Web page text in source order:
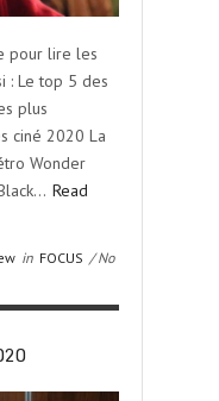
pour lire les
: Le top 5 des
plus
ciné 2020 La
Wonder
Read
in FOCUS / No